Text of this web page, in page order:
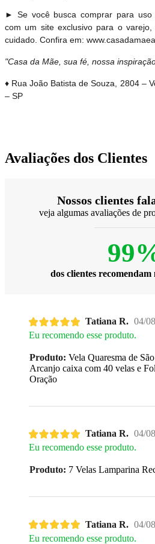
► Se você busca comprar para uso
com um site exclusivo para o
cuidado. Confira em:
"Casa da Mãe, sua fé, nossa
♦ Rua João Batista de Souza, 2804 –
– SP
Avaliações dos Clientes
Nossos clientes
veja algumas avaliações de
dos clientes recomendam
Tatiana R. 04/
Eu recomendo esse produto.
Produto: Vela Quaresma de
Arcanjo caixa com 40 velas e
Oração
Tatiana R. 04/
Eu recomendo esse produto.
Produto: 7 Velas Lamparina
Tatiana R. 04/
Eu recomendo esse produto.